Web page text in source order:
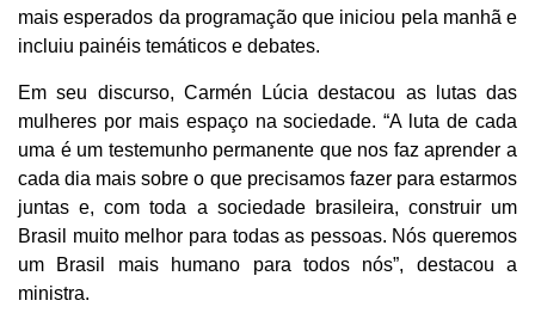
mais esperados da programação que iniciou pela manhã e
incluiu painéis temáticos e debates.
Em seu discurso, Carmén Lúcia destacou as lutas das
mulheres por mais espaço na sociedade. “A luta de cada
uma é um testemunho permanente que nos faz aprender a
cada dia mais sobre o que precisamos fazer para estarmos
juntas e, com toda a sociedade brasileira, construir um
Brasil muito melhor para todas as pessoas. Nós queremos
um Brasil mais humano para todos nós”, destacou a
ministra.